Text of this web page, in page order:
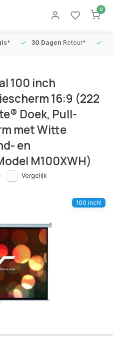
0
30 Dagen Retour*
100 inch
16:9 (222
Doek, Pull-
met Witte
en
M100XWH)
Vergelijk
100 inch!